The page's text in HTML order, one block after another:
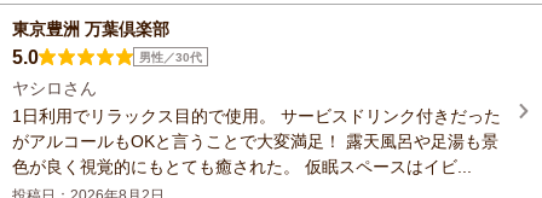
東京豊洲 万葉倶楽部
5.0 男性／30代
ヤシロさん
1日利用でリラックス目的で使用。 サービスドリンク付きだった
がアルコールもOKと言うことで大変満足！ 露天風呂や足湯も景
色が良く視覚的にもとても癒された。 仮眠スペースはイビ...